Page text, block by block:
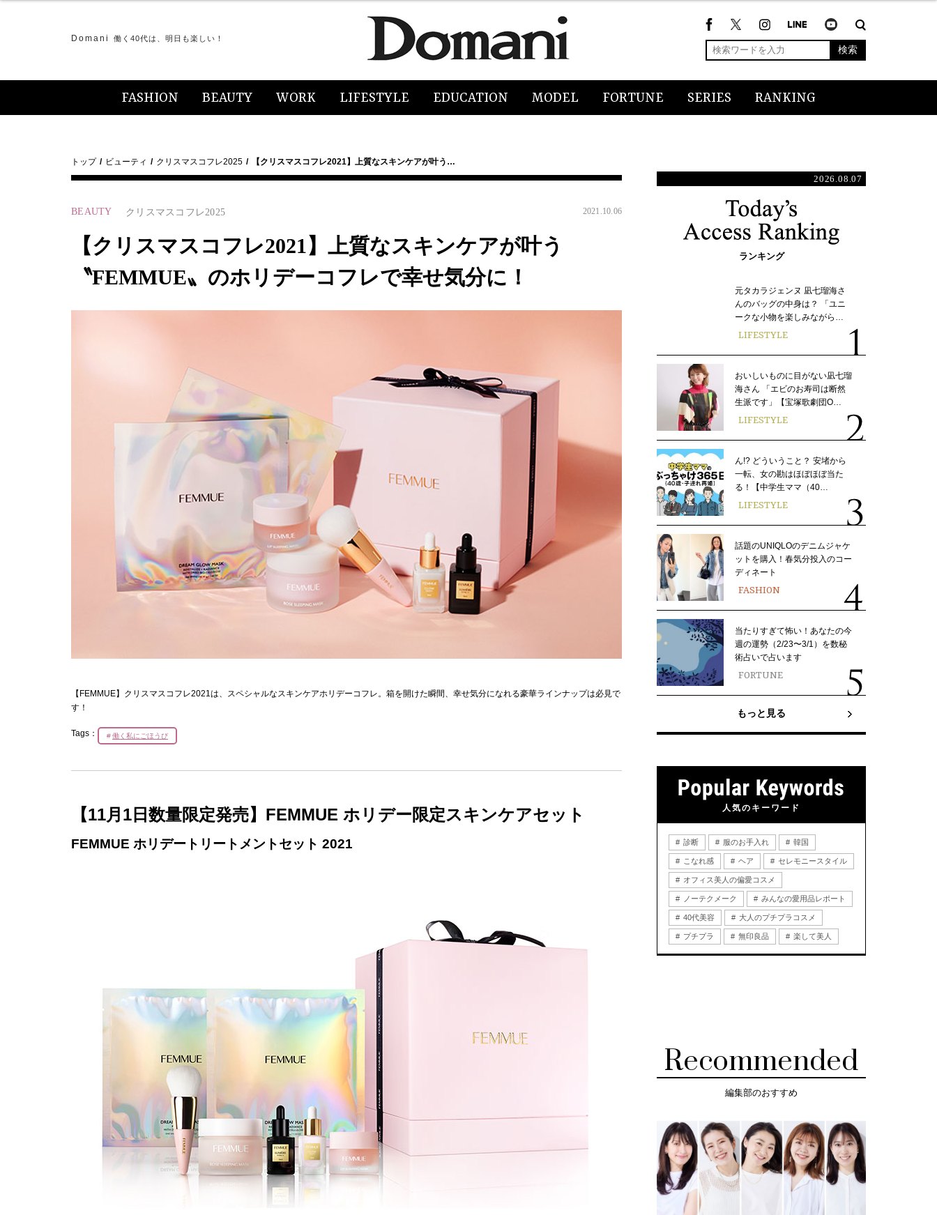
Domani 働く40代は、明日も楽しい！
検索
FASHION BEAUTY WORK LIFESTYLE EDUCATION MODEL FORTUNE SERIES RANKING
トップ ビューティ クリスマスコフレ2025 【クリスマスコフレ2021】上質なスキンケアが叶う…
BEAUTY クリスマスコフレ2025 2021.10.06
【クリスマスコフレ2021】上質なスキンケアが叶う
〝FEMMUE〟のホリデーコフレで幸せ気分に！
【FEMMUE】クリスマスコフレ2021は、スペシャルなスキンケアホリデーコフレ。箱を開けた瞬間、幸せ気分になれる豪華ラインナップは必見で
す！
Tags： 働く私にごほうび
【11月1日数量限定発売】FEMMUE ホリデー限定スキンケアセット
FEMMUE ホリデートリートメントセット 2021
2026.08.07
ランキング
元タカラジェンヌ 凪七瑠海さ
んのバッグの中身は？ 「ユニ
ークな小物を楽しみながら…
LIFESTYLE
おいしいものに目がない凪七瑠
海さん 「エビのお寿司は断然
生派です」【宝塚歌劇団O…
LIFESTYLE
ん!? どういうこと？ 安堵から
一転、女の勘はほぼほぼ当た
る！【中学生ママ（40…
LIFESTYLE
話題のUNIQLOのデニムジャケ
ットを購入！春気分投入のコー
ディネート
FASHION
当たりすぎて怖い！あなたの今
週の運勢（2/23〜3/1）を数秘
術占いで占います
FORTUNE
もっと見る
人気のキーワード
診断 服のお手入れ 韓国
こなれ感 ヘア セレモニースタイル
オフィス美人の偏愛コスメ
ノーテクメーク みんなの愛用品レポート
40代美容 大人のプチプラコスメ
プチプラ 無印良品 楽して美人
Recommended
編集部のおすすめ